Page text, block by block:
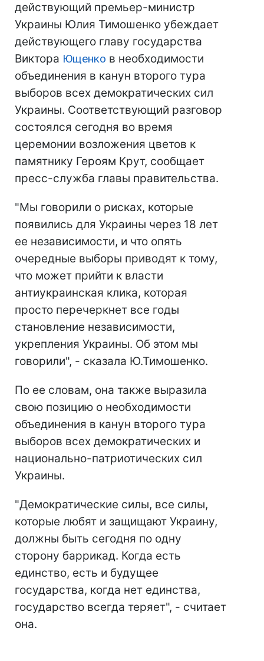
действующий премьер-министр
Украины Юлия Тимошенко убеждает
действующего главу государства
Виктора Ющенко в необходимости
объединения в канун второго тура
выборов всех демократических сил
Украины. Соответствующий разговор
состоялся сегодня во время
церемонии возложения цветов к
памятнику Героям Крут, сообщает
пресс-служба главы правительства.
"Мы говорили о рисках, которые
появились для Украины через 18 лет
ее независимости, и что опять
очередные выборы приводят к тому,
что может прийти к власти
антиукраинская клика, которая
просто перечеркнет все годы
становление независимости,
укрепления Украины. Об этом мы
говорили", - сказала Ю.Тимошенко.
По ее словам, она также выразила
свою позицию о необходимости
объединения в канун второго тура
выборов всех демократических и
национально-патриотических сил
Украины.
"Демократические силы, все силы,
которые любят и защищают Украину,
должны быть сегодня по одну
сторону баррикад. Когда есть
единство, есть и будущее
государства, когда нет единства,
государство всегда теряет", - считает
она.